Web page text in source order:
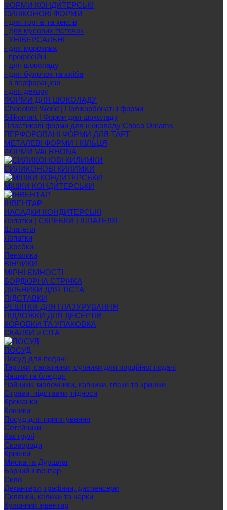
ФОРМИ КОНДИТЕРСЬКІ
СИЛІКОНОВІ ФОРМИ
- для тортів та кексів
- для мусових тістечок
- УНІВЕРСАЛЬНІ
- для морозива
- професійні
- для шоколаду
- для булочок та хліба
- з перфорацією
- для декору
ФОРМИ ДЛЯ ШОКОЛАДУ
Chocolate World | Полікарбонатні форми
Silikomart | Форми для шоколаду
Пластикові форми для шоколаду Choco Dreams
ПЕРФОРОВАНІ ФОРМИ ДЛЯ ТАРТ
МЕТАЛЕВІ ФОРМИ І КІЛЬЦЯ
ФОРМИ VALRHONA
СИЛИКОНОВІ КИЛИМКИ
МІШКИ КОНДИТЕРСЬКИ
ІНВЕНТАР
НАСАДКИ КОНДИТЕРСЬКІ
Лопатки | СКРЕБКИ | ШПАТЕЛЯ
Шпателя
Лопатки
Скребки
Пензлики
ВІНЧИКИ
МІРНІ ЄМНОСТІ
БОРДЮРНА СТРІЧКА
ДІЛЬНИКИ ДЛЯ ТІСТА
ПІДСТАВКИ
РЕШІТКИ ДЛЯ ГЛАЗУРУВАННЯ
ПІДЛОЖКИ ДЛЯ ДЕСЕРТІВ
КОРОБКИ ТА УПАКОВКА
СКАЛКИ и СІТА
ПОСУД
Посуд для подачі
Тарілки, салатники, супники для порційної подачі
Чашки та блюдця
Чайники, молочники, кавники, глеки та кришки
Страви, підставки, підноси
Креманки
Кошики
Посуд для приготування
Сотейники
Каструлі
Сковороди
Кришки
Миска та Дуршлаг
Барний інвентар
Скло
Декантери, графини, диспенсери
Склянки, келихи та чарки
Кухонний інвентар